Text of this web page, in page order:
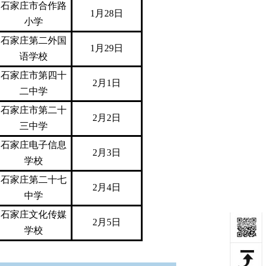
石家庄市合作路
小学
1月28日
石家庄第二外国
语学校
1月29日
石家庄市第四十
二中学
2月1日
石家庄市第二十
三中学
2月2日
石家庄电子信息
学校
2月3日
石家庄第二十七
中学
2月4日
石家庄文化传媒
学校
2月5日